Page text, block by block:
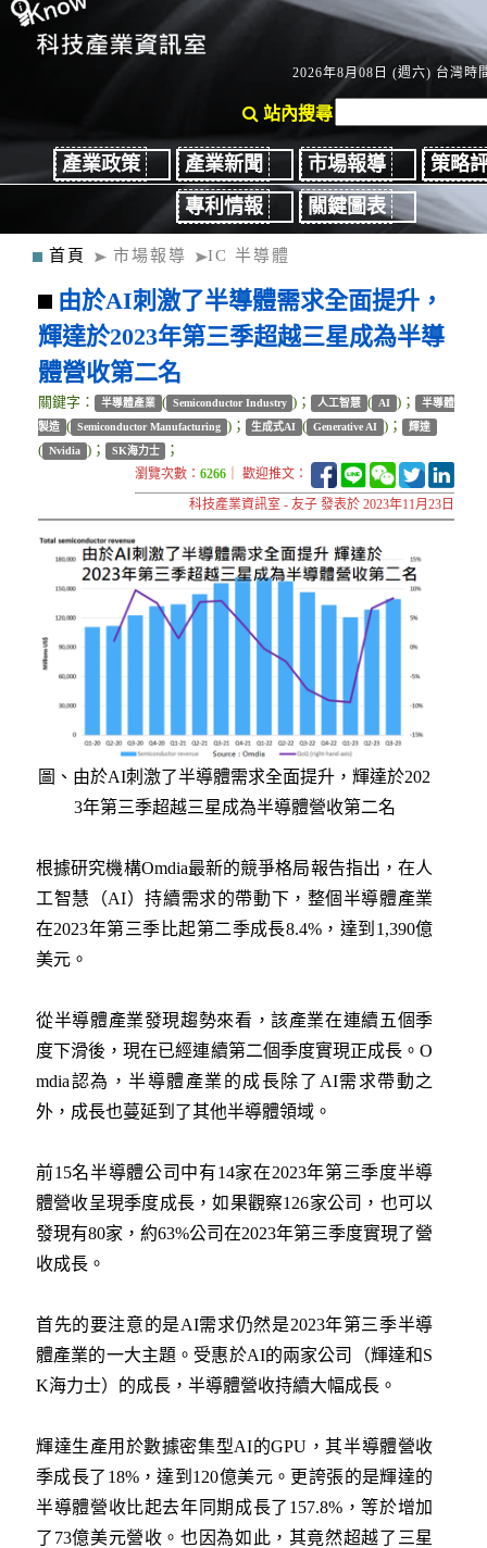
2026年8月08日 (週六) 台灣時
站內搜尋
產業政策 產業新聞 市場報導
策略
專利情報
關鍵圖表
首頁 市場報導 IC 半導體
由於AI刺激了半導體需求全面提升，
輝達於2023年第三季超越三星成為半導
體營收第二名
關鍵字： 半導體產業 ( Semiconductor Industry )； 人工智慧 ( AI )；
半導體
製造 ( Semiconductor Manufacturing )； 生成式AI ( Generative AI )； 輝達
( Nvidia )； SK海力士 ；
瀏覽次數：6266 ｜ 歡迎推文：
科技產業資訊室 - 友子 發表於 2023年11月23日
圖、由於AI刺激了半導體需求全面提升，輝達於202
3年第三季超越三星成為半導體營收第二名
根據研究機構Omdia最新的競爭格局報告指出，在人
工智慧（AI）持續需求的帶動下，整個半導體產業
在2023年第三季比起第二季成長8.4%，達到1,390億
美元。
從半導體產業發現趨勢來看，該產業在連續五個季
度下滑後，現在已經連續第二個季度實現正成長。O
mdia認為，半導體產業的成長除了AI需求帶動之
外，成長也蔓延到了其他半導體領域。
前15名半導體公司中有14家在2023年第三季度半導
體營收呈現季度成長，如果觀察126家公司，也可以
發現有80家，約63%公司在2023年第三季度實現了營
收成長。
首先的要注意的是AI需求仍然是2023年第三季半導
體產業的一大主題。受惠於AI的兩家公司（輝達和S
K海力士）的成長，半導體營收持續大幅成長。
輝達生產用於數據密集型AI的GPU，其半導體營收
季成長了18%，達到120億美元。更誇張的是輝達的
半導體營收比起去年同期成長了157.8%，等於增加
了73億美元營收。也因為如此，其竟然超越了三星